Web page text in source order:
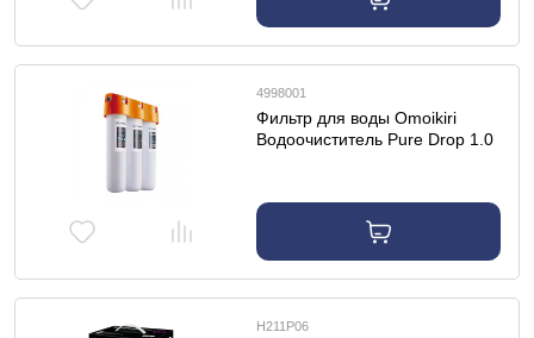
4998001
Фильтр для воды Omoikiri
Водоочиститель Pure Drop 1.0
Н211Р06